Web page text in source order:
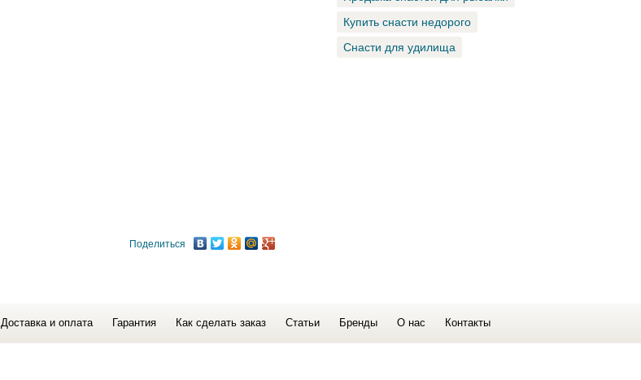
Поделиться
Купить снасти недорого
Снасти для удилища
Доставка и оплата Гарантия Как сделать заказ Статьи Бренды О нас Контакты